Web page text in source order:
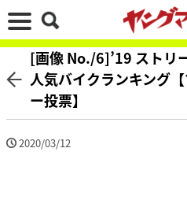
[画像 No./6]’19 ストリ
人気バイクランキング
ー投票】
2020/03/12